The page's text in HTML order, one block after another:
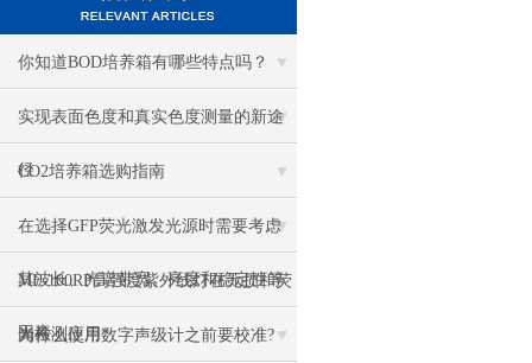
你知道BOD培养箱有哪些特点吗？
实现表面色度和真实色度测量的新途
径
CO2培养箱选购指南
在选择GFP荧光激发光源时需要考虑
其波长、光谱带宽、亮度和稳定性等
因素
MF-100RP高强度紫外线灯在无损和荧
光检测应用
为什么使用数字声级计之前要校准?